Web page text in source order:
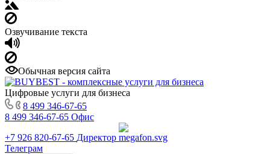
Озвучивание текста
Обычная версия сайта
Цифровые услуги для бизнеса
8 499 346-67-65
8 499 346-67-65 Офис
+7 926 820-67-65 Директор
Телеграм